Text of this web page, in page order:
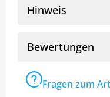
Hinweis
Bewertungen
Fragen zum